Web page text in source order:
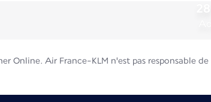
Online. Air France-KLM n'est pas responsable